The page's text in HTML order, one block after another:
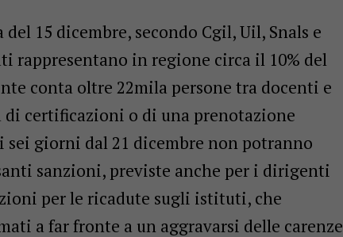
15 dicembre, secondo Cgil, Uil, Snals e
rappresentano in regione circa il 10% del
conta oltre 22mila persone tra docenti e
di certificazioni o di una prenotazione
giorni dal 21 dicembre non potranno
sanzioni, previste anche per i dirigenti
per le ricadute sugli istituti, che
a far fronte a un aggravarsi delle carenze